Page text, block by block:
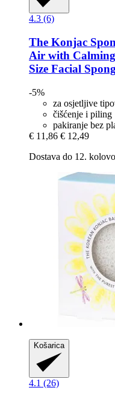
4.3 (6)
The Konjac
Air with
Size Facial
-5%
za osjetljive
čišćenje i piling
pakiranje bez
€ 11,86 € 12,49
Dostava do 12.
Košarica
4.1 (26)